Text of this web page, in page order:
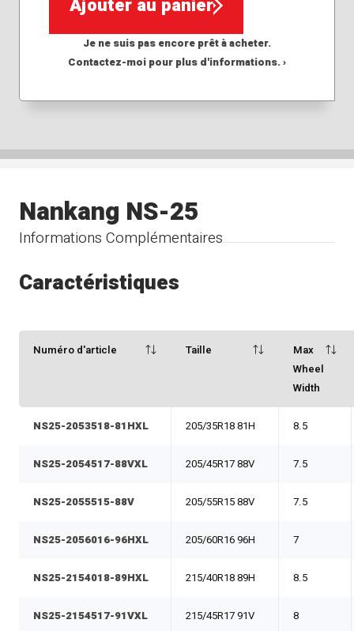
Ajouter au panier
Je ne suis pas encore prêt à acheter.
Contactez-moi pour plus d'informations. ›
Informations Complémentaires
Nankang NS-25
Caractéristiques
Numéro d'article Taille
Max
Wheel
Width
NS25-2053518-81HXL 205/35R18 81H 8.5
NS25-2054517-88VXL 205/45R17 88V 7.5
NS25-2055515-88V 205/55R15 88V 7.5
NS25-2056016-96HXL 205/60R16 96H 7
NS25-2154018-89HXL 215/40R18 89H 8.5
NS25-2154517-91VXL 215/45R17 91V 8